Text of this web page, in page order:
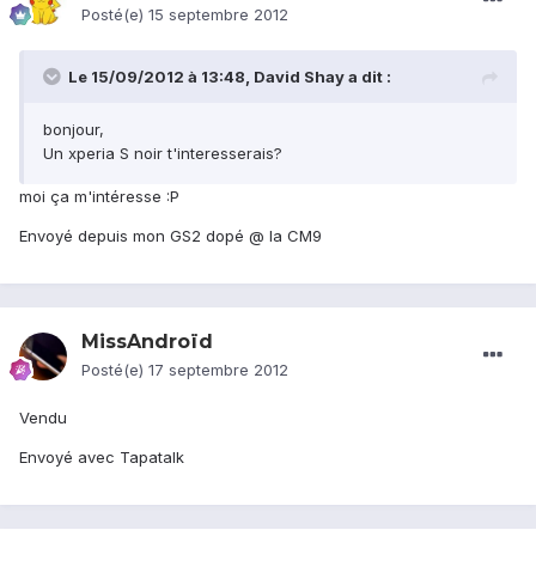
Posté(e) 15 septembre 2012
Le 15/09/2012 à 13:48, David Shay a dit :
bonjour,
Un xperia S noir t'interesserais?
moi ça m'intéresse :P
Envoyé depuis mon GS2 dopé @ la CM9
MissAndroïd
Posté(e) 17 septembre 2012
Vendu
Envoyé avec Tapatalk